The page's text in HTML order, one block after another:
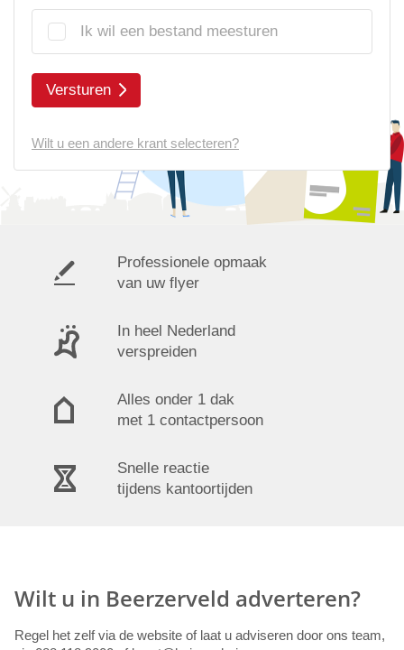
Ik wil een bestand meesturen
Versturen
Wilt u een andere krant selecteren?
Professionele opmaak
van uw flyer
In heel Nederland
verspreiden
Alles onder 1 dak
met 1 contactpersoon
Snelle reactie
tijdens kantoortijden
Wilt u in Beerzerveld adverteren?
Regel het zelf via de website of laat u adviseren door ons team,